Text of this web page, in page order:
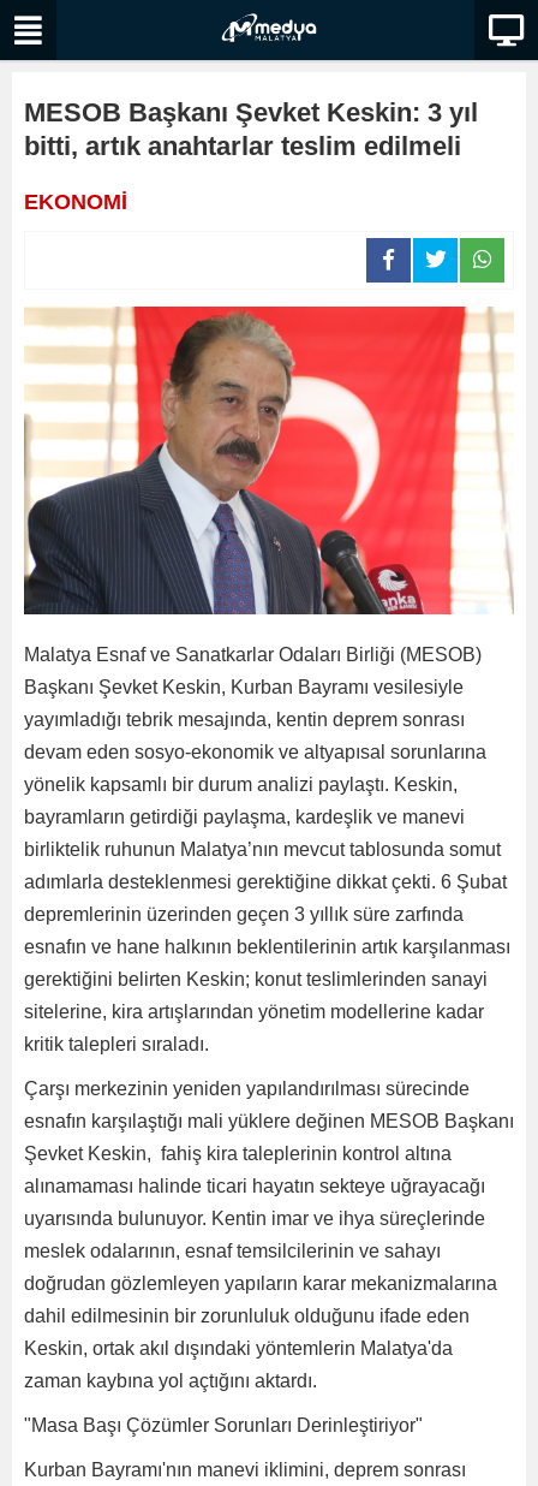
MESOB Başkanı Şevket Keskin: 3 yıl
bitti, artık anahtarlar teslim edilmeli
EKONOMİ
Malatya Esnaf ve Sanatkarlar Odaları Birliği (MESOB)
Başkanı Şevket Keskin, Kurban Bayramı vesilesiyle
yayımladığı tebrik mesajında, kentin deprem sonrası
devam eden sosyo-ekonomik ve altyapısal sorunlarına
yönelik kapsamlı bir durum analizi paylaştı. Keskin,
bayramların getirdiği paylaşma, kardeşlik ve manevi
birliktelik ruhunun Malatya’nın mevcut tablosunda somut
adımlarla desteklenmesi gerektiğine dikkat çekti. 6 Şubat
depremlerinin üzerinden geçen 3 yıllık süre zarfında
esnafın ve hane halkının beklentilerinin artık karşılanması
gerektiğini belirten Keskin; konut teslimlerinden sanayi
sitelerine, kira artışlarından yönetim modellerine kadar
kritik talepleri sıraladı.
Çarşı merkezinin yeniden yapılandırılması sürecinde
esnafın karşılaştığı mali yüklere değinen MESOB Başkanı
Şevket Keskin, fahiş kira taleplerinin kontrol altına
alınamaması halinde ticari hayatın sekteye uğrayacağı
uyarısında bulunuyor. Kentin imar ve ihya süreçlerinde
meslek odalarının, esnaf temsilcilerinin ve sahayı
doğrudan gözlemleyen yapıların karar mekanizmalarına
dahil edilmesinin bir zorunluluk olduğunu ifade eden
Keskin, ortak akıl dışındaki yöntemlerin Malatya'da
zaman kaybına yol açtığını aktardı.
"Masa Başı Çözümler Sorunları Derinleştiriyor"
Kurban Bayramı'nın manevi iklimini, deprem sonrası